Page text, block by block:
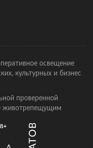
освещение
культурных и бизнес
проверенной
животрепещущим